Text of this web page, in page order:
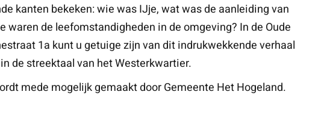
kanten bekeken: wie was IJje, wat was de aanleiding van
waren de leefomstandigheden in de omgeving? In de Oude
1a kunt u getuige zijn van dit indrukwekkende verhaal
de streektaal van het Westerkwartier.
mede mogelijk gemaakt door Gemeente Het Hogeland.